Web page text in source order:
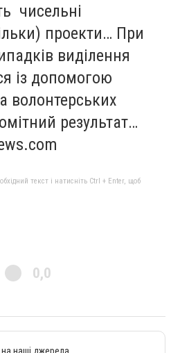
чисельні
проекти… При
виділення
із допомогою
волонтерських
результат…
текст і натисніть Ctrl + Enter, щоб
0,0